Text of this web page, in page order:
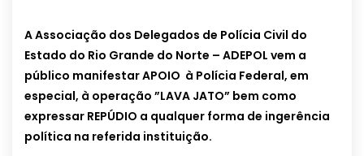
A Associação dos Delegados de Polícia Civil do
Estado do Rio Grande do Norte – ADEPOL vem a
público manifestar APOIO à Polícia Federal, em
especial, à operação ”LAVA JATO” bem como
expressar REPÚDIO a qualquer forma de ingerência
política na referida instituição.